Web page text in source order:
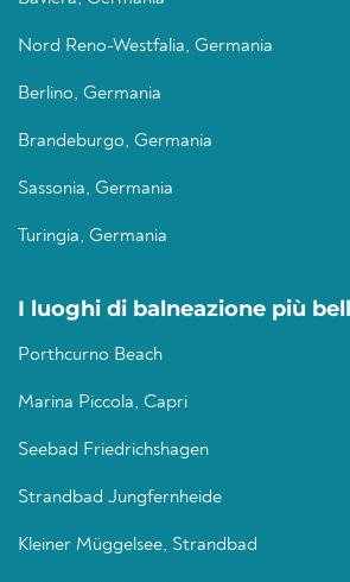
Nord Reno-Westfalia, Germania
Berlino, Germania
Brandeburgo, Germania
Sassonia, Germania
Turingia, Germania
I luoghi di balneazione più
Porthcurno Beach
Marina Piccola, Capri
Seebad Friedrichshagen
Strandbad Jungfernheide
Kleiner Müggelsee, Strandbad